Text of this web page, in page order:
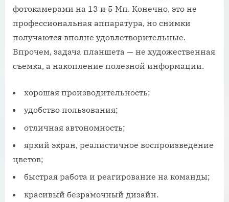
фотокамерами на 13 и 5 Мп. Конечно, это не
профессиональная аппаратура, но снимки
получаются вполне удовлетворительные.
Впрочем, задача планшета — не художественная
съемка, а накопление полезной информации.
хорошая производительность;
удобство пользования;
отличная автономность;
яркий экран, реалистичное воспроизведение
цветов;
быстрая работа и реагирование на команды;
красивый безрамочный дизайн.